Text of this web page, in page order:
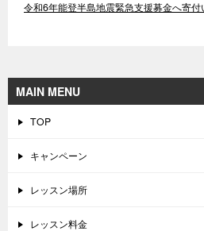
令和6年能登半島地震緊急支援募金へ寄付
MAIN MENU
TOP
キャンペーン
レッスン場所
レッスン料金